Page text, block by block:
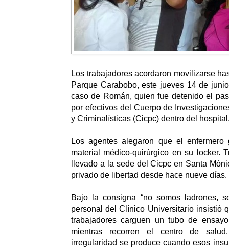
Los trabajadores acordaron movilizarse
Parque Carabobo, este jueves 14 de
caso de Román, quien fue detenido el
por efectivos del Cuerpo de
y Criminalísticas (Cicpc) dentro del
Los agentes alegaron que el
material médico-quirúrgico en su locker.
llevado a la sede del Cicpc en Santa
privado de libertad desde hace nueve días.
Bajo la consigna “no somos ladrones,
personal del Clínico Universitario insistió
trabajadores carguen un tubo de
mientras recorren el centro de
irregularidad se produce cuando esos